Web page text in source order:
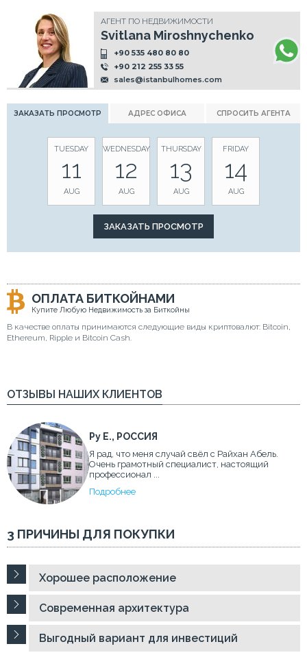
АГЕНТ ПО НЕДВИЖИМОСТИ
Svitlana Miroshnychenko
+90 535 480 80 80
+90 212 255 33 55
sales@istanbulhomes.com
ЗАКАЗАТЬ ПРОСМОТР АДРЕС ОФИСА СПРОСИТЬ АГЕНТА
TUESDAY
11
AUG
WEDNESDAY
12
AUG
THURSDAY
13
AUG
FRIDAY
14
AUG
ОПЛАТА БИТКОЙНАМИ
Купите Любую Недвижимость за Биткойны
В качестве оплаты принимаются следующие виды криптовалют: Bitcoin,
Ethereum, Ripple и Bitcoin Cash.
ОТЗЫВЫ НАШИХ КЛИЕНТОВ
Ру Е., РОССИЯ
Я рад, что меня случай свёл с Райхан Абель.
Очень грамотный специалист, настоящий
профессионал ...
Подробнее
3 ПРИЧИНЫ ДЛЯ ПОКУПКИ
Хорошее расположение
Современная архитектура
Выгодный вариант для инвестиций